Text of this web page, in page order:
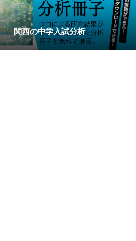
関西の中学入試分析